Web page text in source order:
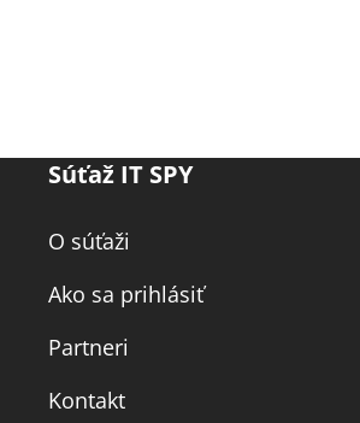
Súťaž IT SPY
O súťaži
Ako sa prihlásiť
Partneri
Kontakt